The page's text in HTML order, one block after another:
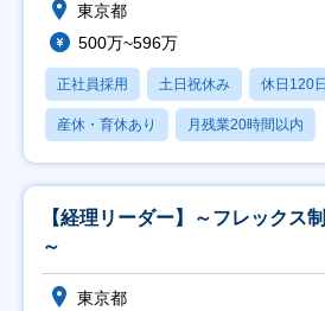
東京都
500万~596万
正社員採用 土日祝休み 休日120
産休・育休あり 月残業20時間以内
【経理リーダー】～フレックス
～
東京都